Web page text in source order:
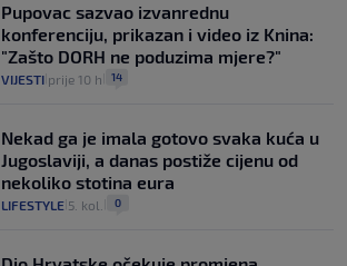
Pupovac sazvao izvanrednu
konferenciju, prikazan i video iz Knina:
"Zašto DORH ne poduzima mjere?"
VIJESTI prije 10 h 14
Nekad ga je imala gotovo svaka kuća u
Jugoslaviji, a danas postiže cijenu od
nekoliko stotina eura
LIFESTYLE 5. kol. 0